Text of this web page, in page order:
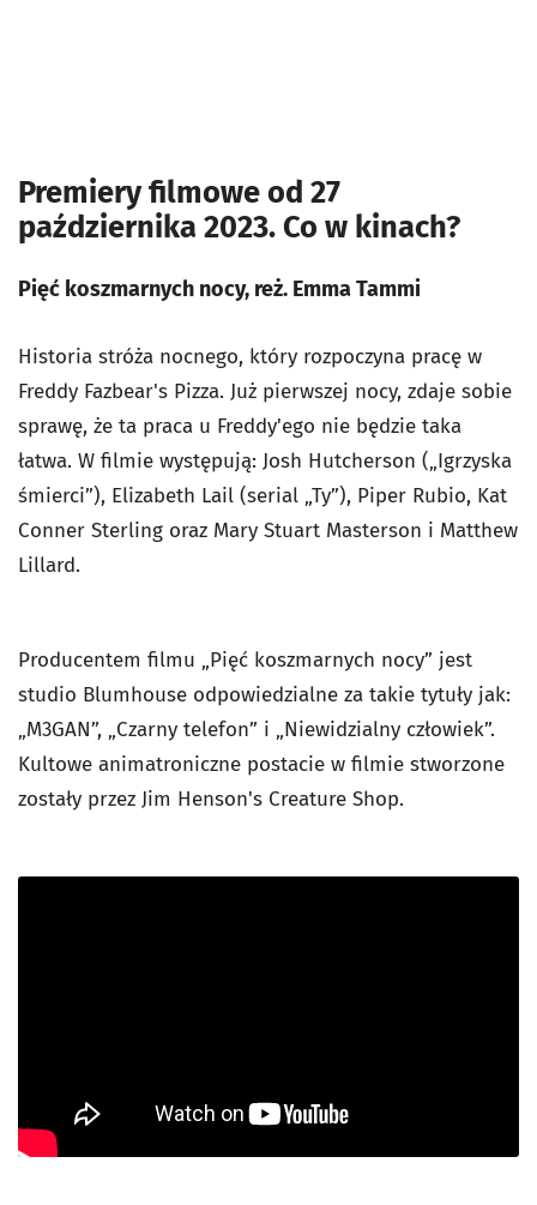
Premiery filmowe od 27
października 2023. Co w kinach?
Pięć koszmarnych nocy, reż. Emma Tammi
Historia stróża nocnego, który rozpoczyna pracę w
Freddy Fazbear's Pizza. Już pierwszej nocy, zdaje sobie
sprawę, że ta praca u Freddy'ego nie będzie taka
łatwa. W filmie występują: Josh Hutcherson („Igrzyska
śmierci”), Elizabeth Lail (serial „Ty”), Piper Rubio, Kat
Conner Sterling oraz Mary Stuart Masterson i Matthew
Lillard.
Producentem filmu „Pięć koszmarnych nocy” jest
studio Blumhouse odpowiedzialne za takie tytuły jak:
„M3GAN”, „Czarny telefon” i „Niewidzialny człowiek”.
Kultowe animatroniczne postacie w filmie stworzone
zostały przez Jim Henson's Creature Shop.